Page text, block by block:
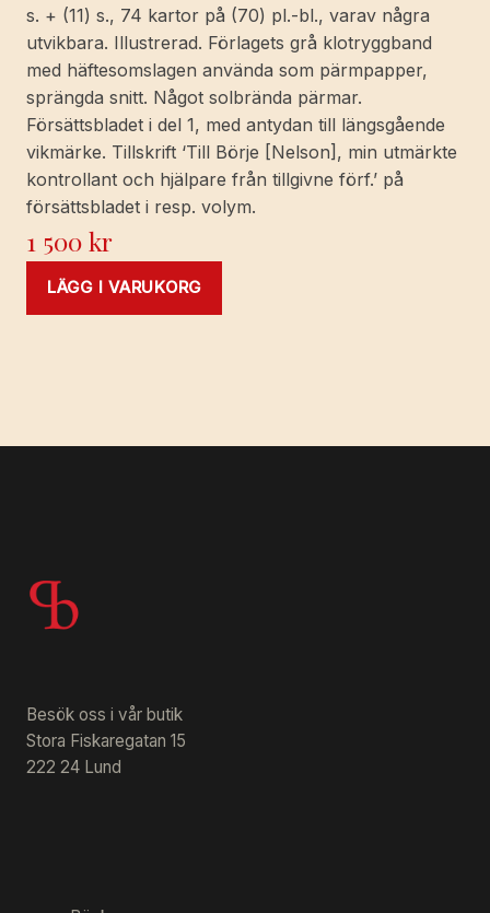
s. + (11) s., 74 kartor på (70) pl.-bl., varav några
utvikbara. Illustrerad. Förlagets grå klotryggband
med häftesomslagen använda som pärmpapper,
sprängda snitt. Något solbrända pärmar.
Försättsbladet i del 1, med antydan till längsgående
vikmärke. Tillskrift ‘Till Börje [Nelson], min utmärkte
kontrollant och hjälpare från tillgivne förf.’ på
försättsbladet i resp. volym.
1 500kr
LÄGG I VARUKORG
Besök oss i vår butik
Stora Fiskaregatan 15
222 24 Lund